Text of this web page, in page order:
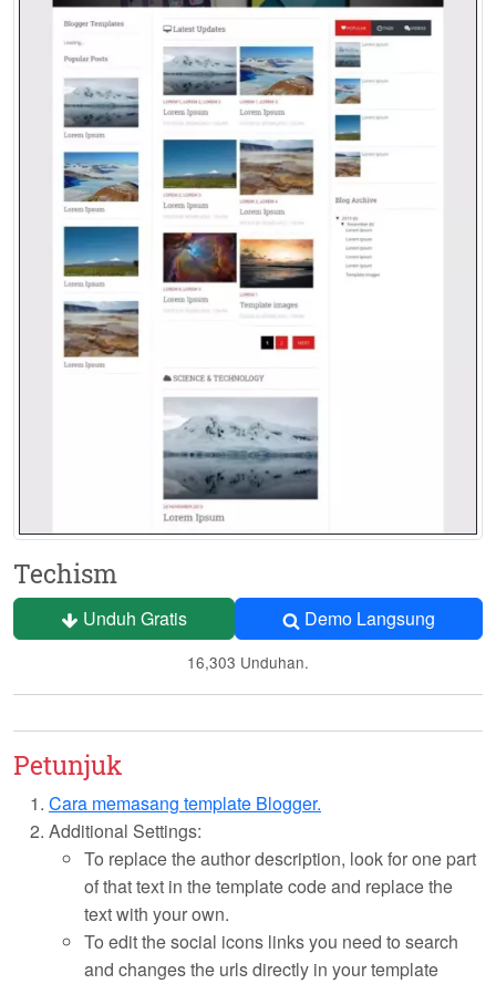
Techism
Unduh Gratis Demo Langsung
16,303 Unduhan.
Petunjuk
Cara memasang template Blogger.
Additional Settings:
To replace the author description, look for one part
of that text in the template code and replace the
text with your own.
To edit the social icons links you need to search
and changes the urls directly in your template